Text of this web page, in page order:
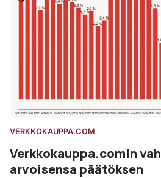
VERKKOKAUPPA.COM
Verkkokauppa.comin
arvoisensa päätöksen